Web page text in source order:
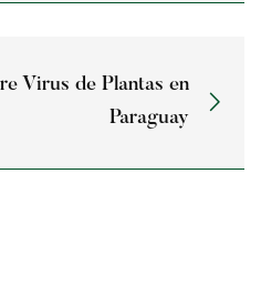
Virus de Plantas en
Paraguay